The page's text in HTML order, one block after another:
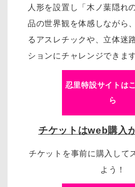
人形を設置し「木ノ葉隠れ
品の世界観を体感しながら
るアスレチックや、立体迷
ションにチャレンジできます
忍里特設サイトは
ら
チケットはweb購入
チケットを事前に購入して
よう！